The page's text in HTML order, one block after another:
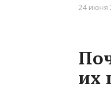
24 июня
их